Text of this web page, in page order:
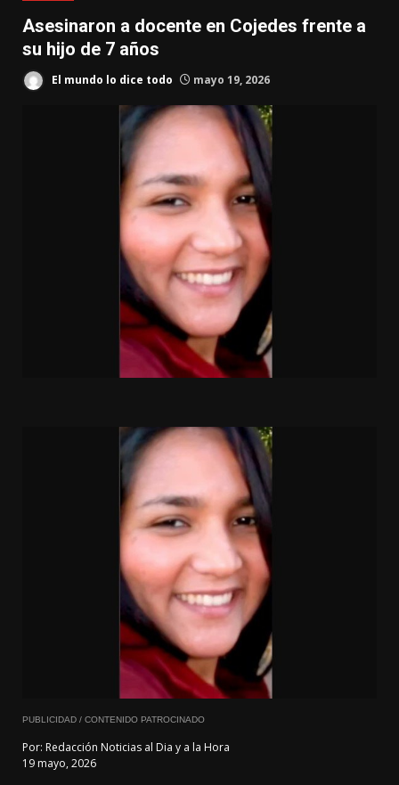
Asesinaron a docente en Cojedes frente a
su hijo de 7 años
El mundo lo dice todo mayo 19, 2026
PUBLICIDAD / CONTENIDO PATROCINADO
Por: Redacción Noticias al Dia y a la Hora
19 mayo, 2026